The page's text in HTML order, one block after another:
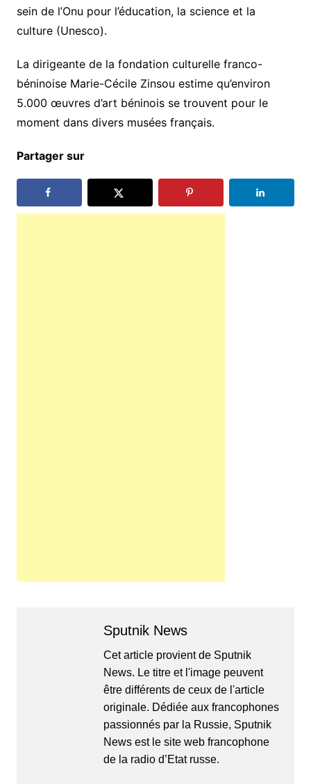
sein de l’Onu pour l’éducation, la science et la
culture (Unesco).
La dirigeante de la fondation culturelle franco-
béninoise Marie-Cécile Zinsou estime qu’environ
5.000 œuvres d’art béninois se trouvent pour le
moment dans divers musées français.
Partager sur
Sputnik News
Cet article provient de Sputnik
News. Le titre et l'image peuvent
être différents de ceux de l'article
originale. Dédiée aux francophones
passionnés par la Russie, Sputnik
News est le site web francophone
de la radio d’Etat russe.